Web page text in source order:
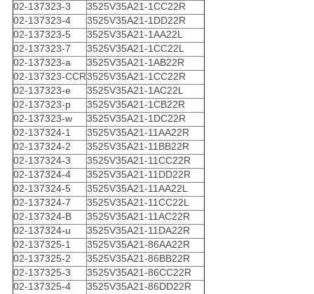
02-137323-3
3525V35A21-1CC22R
02-137323-4
3525V35A21-1DD22R
02-137323-5
3525V35A21-1AA22L
02-137323-7
3525V35A21-1CC22L
02-137323-a
3525V35A21-1AB22R
02-137323-CCR3525V35A21-1CC22R
02-137323-e
3525V35A21-1AC22L
02-137323-p
3525V35A21-1CB22R
02-137323-w
3525V35A21-1DC22R
02-137324-1
3525V35A21-11AA22R
02-137324-2
3525V35A21-11BB22R
02-137324-3
3525V35A21-11CC22R
02-137324-4
3525V35A21-11DD22R
02-137324-5
3525V35A21-11AA22L
02-137324-7
3525V35A21-11CC22L
02-137324-B
3525V35A21-11AC22R
02-137324-u
3525V35A21-11DA22R
02-137325-1
3525V35A21-86AA22R
02-137325-2
3525V35A21-86BB22R
02-137325-3
3525V35A21-86CC22R
02-137325-4
3525V35A21-86DD22R